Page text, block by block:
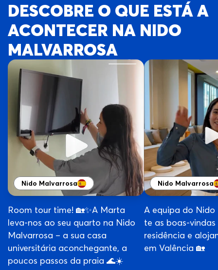
DESCOBRE O QUE ESTÁ A
ACONTECER NA NIDO
MALVARROSA
Nido Malvarrosa
Room tour time! 🏡✨A Marta
leva-nos ao seu quarto na Nido
Malvarrosa – a sua casa
universitária aconchegante, a
poucos passos da praia 🌊☀️
Nido Malvarrosa
A equipa do
te as boas-
residência e
em Valência 🏡